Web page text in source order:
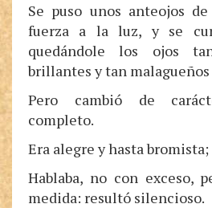
Se puso unos anteojos
fuerza a la luz, y se
quedándole los ojos
brillantes y tan
Pero cambió de
completo.
Era alegre y hasta
Hablaba, no con exceso,
medida: resultó silencioso.